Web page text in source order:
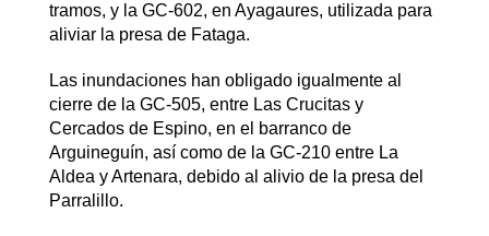
tramos, y la GC-602, en Ayagaures, utilizada para
aliviar la presa de Fataga.
Las inundaciones han obligado igualmente al
cierre de la GC-505, entre Las Crucitas y
Cercados de Espino, en el barranco de
Arguineguín, así como de la GC-210 entre La
Aldea y Artenara, debido al alivio de la presa del
Parralillo.